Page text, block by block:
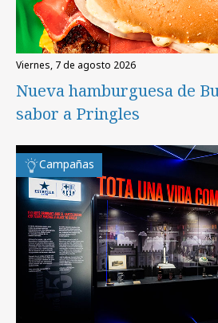
viernes, 7 de agosto 2026
Nueva hamburguesa de
sabor a Pringles
Campañas